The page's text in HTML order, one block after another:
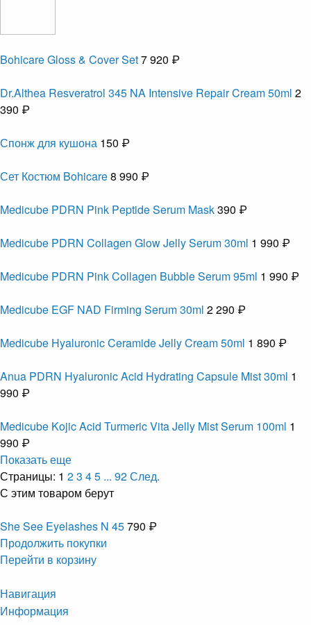
Bohicare Gloss & Cover Set7 920 ₽
Dr.Althea Resveratrol 345 NA Intensive Repair Cream 50ml 2
390 ₽
Спонж для кушона 150 ₽
Сет Костюм Bohicare8 990 ₽
Medicube PDRN Pink Peptide Serum Mask390 ₽
Medicube PDRN Collagen Glow Jelly Serum 30ml 1 990 ₽
Medicube PDRN Pink Collagen Bubble Serum 95ml 1 990 ₽
Medicube EGF NAD Firming Serum 30ml 2 290 ₽
Medicube Hyaluronic Ceramide Jelly Cream 50ml 1 890 ₽
Anua PDRN Hyaluronic Acid Hydrating Capsule Mist 30ml 1
990 ₽
Medicube Kojic Acid Turmeric Vita Jelly Mist Serum 100ml 1
990 ₽
Показать еще
Страницы: 1 23 45 ... 92След.
С этим товаром берут
She See Eyelashes N 45790 ₽
Продолжить покупки
Перейти в корзину
Навигация
Информация